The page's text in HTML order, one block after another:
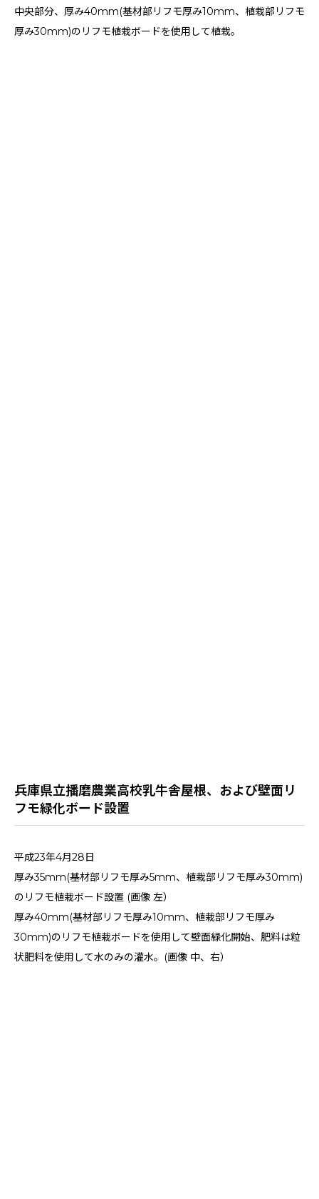
中央部分、厚み40mm(基材部リフモ厚み10mm、植栽部リフモ
厚み30mm)のリフモ植栽ボードを使用して植栽。
兵庫県立播磨農業高校乳牛舎屋根、および壁面リ
フモ緑化ボード設置
平成23年4月28日
厚み35mm(基材部リフモ厚み5mm、植栽部リフモ厚み30mm)
のリフモ植栽ボード設置 (画像 左）
厚み40mm(基材部リフモ厚み10mm、植栽部リフモ厚み
30mm)のリフモ植栽ボードを使用して壁面緑化開始、肥料は粒
状肥料を使用して水のみの灌水。(画像 中、右）